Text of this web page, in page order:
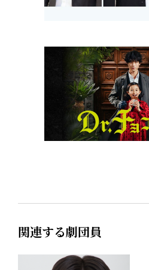
関連する劇団員